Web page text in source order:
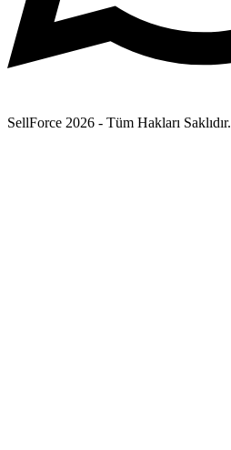
SellForce 2026 - Tüm Hakları Saklıdır.